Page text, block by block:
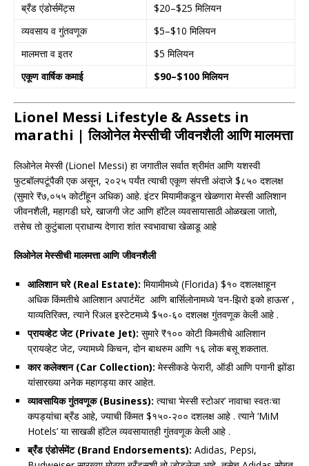
ब्रँड एंडोर्समेंट्स
$20–$25 मिलियन
व्यवसाय व गुंतवणूक
$5–$10 मिलियन
मालमत्ता व इतर
$5 मिलियन
एकूण वार्षिक कमाई
$90–$100 मिलियन
Lionel Messi Lifestyle & Assets in
marathi | लिओनेल मेस्सीची जीवनशैली आणि मालमत्ता
लिओनेल मेस्सी (Lionel Messi) हा जगातील सर्वात श्रीमंत आणि यशस्वी
फुटबॉलपटूंपैकी एक असून, २०२५ पर्यंत त्याची एकूण संपत्ती अंदाजे $८५० दशलक्ष
(सुमारे ₹७,०५५ कोटींहून अधिक) आहे. इंटर मियामीकडून खेळणारा मेस्सी आलिशान
जीवनशैली, महागडी घरे, खाजगी जेट आणि हॉटेल व्यवसायासाठी ओळखला जातो,
तसेच तो कुटुंबाला प्राधान्य देणारा शांत स्वभावाचा खेळाडू आहे
लिओनेल मेस्सीची मालमत्ता आणि जीवनशैली
आलिशान घरे (Real Estate): मियामीमध्ये (Florida) $१० दशलक्षाहून
अधिक किंमतीचे आलिशान अपार्टमेंट आणि बार्सिलोनामध्ये ‘वन-झिरो इको हाऊस’ ,
याव्यतिरिक्त, त्याने रिअल इस्टेटमध्ये $५०-६० दशलक्ष गुंतवणूक केली आहे .
प्रायव्हेट जेट (Private Jet): सुमारे ₹१०० कोटी किमतीचे आलिशान
प्रायव्हेट जेट, ज्यामध्ये किचन, दोन बाथरुम आणि १६ लोक बसू शकतात.
कार कलेक्शन (Car Collection): मेस्सीकडे फेरारी, ऑडी आणि पगानी झोंडा
यांसारख्या अनेक महागड्या कार आहेत.
व्यावसायिक गुंतवणूक (Business): त्याचा ‘मेस्सी स्टोअर’ नावाचा स्वतःचा
कपड्यांचा ब्रँड आहे, ज्याची किंमत $१५०-२०० दशलक्ष आहे . त्याने ‘MiM
Hotels’ या साखळी हॉटेल व्यवसायातही गुंतवणूक केली आहे .
ब्रँड एंडोर्समेंट (Brand Endorsements): Adidas, Pepsi,